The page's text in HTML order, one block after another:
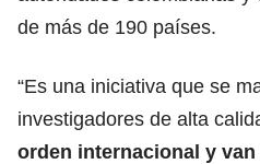
de más de 190 países.
“Es una iniciativa que se
investigadores de alta
orden internacional y